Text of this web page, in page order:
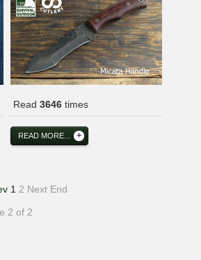
Read 3646 times
READ MORE...
1 2 Next End
2 of 2